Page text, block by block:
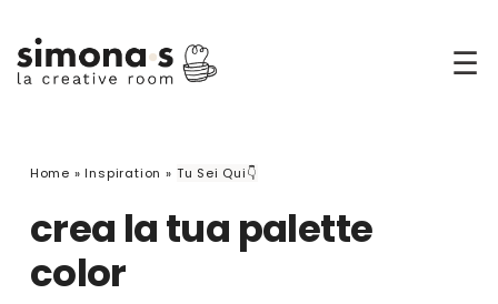
☰
Home » Inspiration » Tu Sei Qui👇
crea la tua palette
color